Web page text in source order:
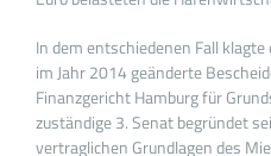
In dem entschiedenen Fall
im Jahr 2014 geänderte
Finanzgericht Hamburg für
zuständige 3. Senat begründet
vertraglichen Grundlagen des